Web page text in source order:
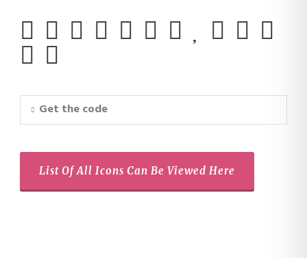
Get the code
List Of All Icons Can Be Viewed Here